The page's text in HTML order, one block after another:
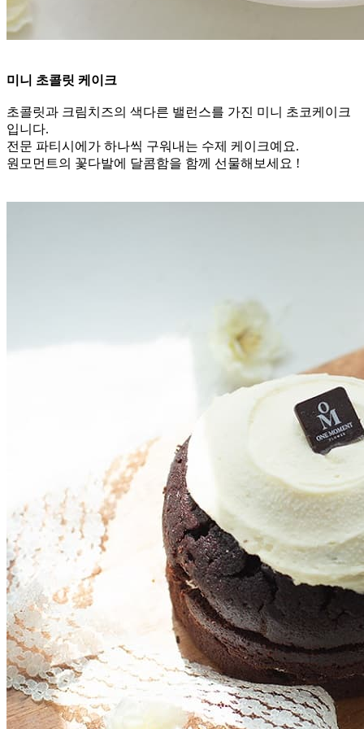
미니 초콜릿 케이크
초콜릿과 크림치즈의 색다른 밸런스를 가진 미니 초코케이크
입니다.
전문 파티시에가 하나씩 구워내는 수제 케이크예요.
원모먼트의 꽃다발에 달콤함을 함께 선물해보세요 !